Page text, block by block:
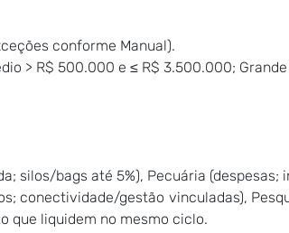
conforme Manual).
> R$ 500.000 e ≤ R$ 3.500.000;
silos/bags até 5%), Pecuária
conectividade/gestão vinculadas),
que liquidem no mesmo ciclo.